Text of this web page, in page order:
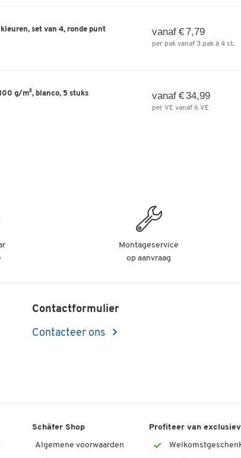
set van 4, ronde punt vanaf € 7,79
per pak vanaf 3 pak à 4 st.
g/m², blanco, 5 stuks vanaf € 34,99
per VE vanaf 6 VE
Montageservice
op aanvraag
Contactformulier
Contacteer ons
Schäfer Shop
Algemene voorwaarden
Profiteer van